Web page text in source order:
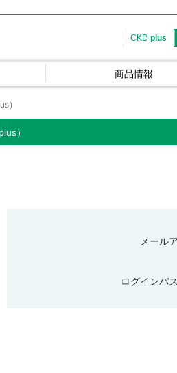
CKD plus
商品情報
）
）
メール
ログインパ